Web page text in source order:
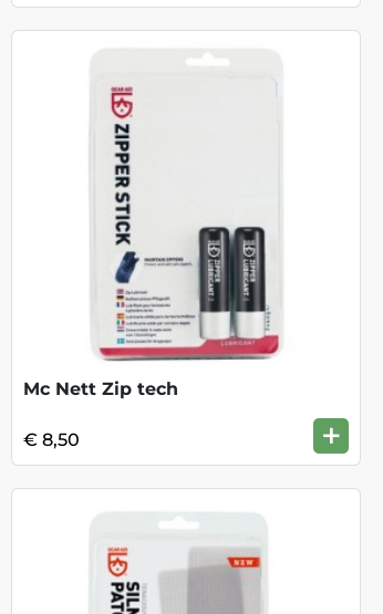
Mc Nett Zip tech
€ 8,50 +